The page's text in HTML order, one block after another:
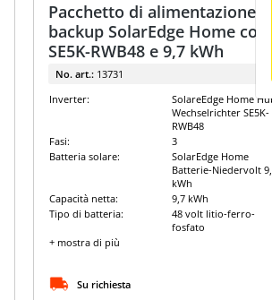
Pacchetto di alimentazione di
backup SolarEdge Home con
SE5K-RWB48 e 9,7 kWh
No. art.: 13731
Inverter:
SolareEdge Home
Wechselrichter SE5K-
RWB48
Fasi:
3
Batteria solare:
SolarEdge Home
Batterie-Niedervolt
kWh
Capacità netta:
9,7 kWh
Tipo di batteria:
48 volt litio-ferro-
fosfato
+ mostra di più
Su richiesta